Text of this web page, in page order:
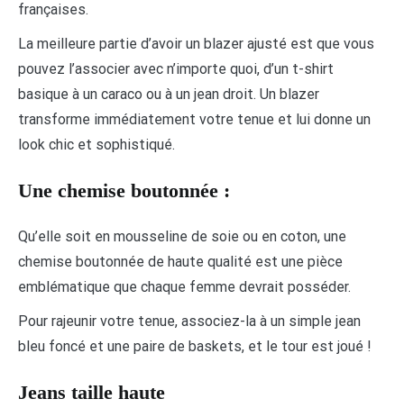
françaises.
La meilleure partie d’avoir un blazer ajusté est que vous
pouvez l’associer avec n’importe quoi, d’un t-shirt
basique à un caraco ou à un jean droit. Un blazer
transforme immédiatement votre tenue et lui donne un
look chic et sophistiqué.
Une chemise boutonnée :
Qu’elle soit en mousseline de soie ou en coton, une
chemise boutonnée de haute qualité est une pièce
emblématique que chaque femme devrait posséder.
Pour rajeunir votre tenue, associez-la à un simple jean
bleu foncé et une paire de baskets, et le tour est joué !
Jeans taille haute